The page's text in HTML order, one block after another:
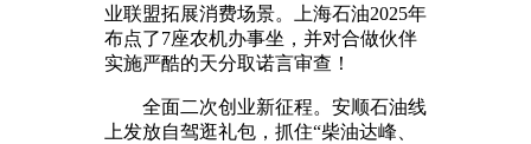
业联盟拓展消费场景。上海石油2025年
布点了7座农机办事坐，并对合做伙伴
实施严酷的天分取诺言审查！
全面二次创业新征程。安顺石油线
上发放自驾逛礼包，抓住“柴油达峰、